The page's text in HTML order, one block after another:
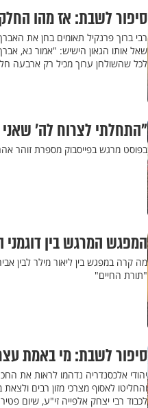
סיפור לשבת: אז מהו
רבי ברוך פרנקיל תאומים בחן את
שאל אותו הגאון הישיש: "אמור נא,
לכל שהשולחן ערוך מכיל רק ארבעה
"התחלתי לצרוח לה' שאני
בפוסט מרגש בפייסבוק מספרת זוהר
המפגש המרגש בין דוגמני
מה קרה במפגש בין ליאור מילר לבין
"תורת החיים"
סיפור לשבת: מי באמת
יהודי אלכסנדריה נדהמו לראות את
והחליטו לאסוף מצרכי מזון רבים
לכבוד רבי יצחק אלפייה זי"ע, שיום